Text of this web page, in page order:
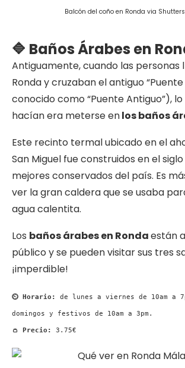
Balcón del coño en Ronda via
🔷 Baños Árabes en
Antiguamente, cuando las personas
Ronda y cruzaban el antiguo
conocido como “Puente Antiguo”),
hacían era meterse enlos baños
Este recinto termal ubicado en el
San Miguel fue construidos en el siglo
mejores conservados del país. Es
ver la gran caldera que se usaba
agua calentita.
Los baños árabes en Rondaestán
público y se pueden visitar sus tres
¡imperdible!
⏲ Horario: de lunes a viernes de 10am a
domingos y festivos de 10am a 3pm.
👛 Precio: 3.75€